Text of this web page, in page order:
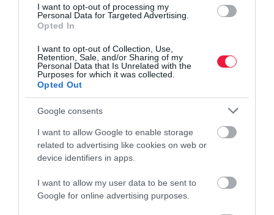
I want to opt-out of processing my
Personal Data for Targeted Advertising.
Opted In
I want to opt-out of Collection, Use,
Retention, Sale, and/or Sharing of my
Personal Data that Is Unrelated with the
Purposes for which it was collected.
Opted Out
Google consents
I want to allow Google to enable storage
related to advertising like cookies on web or
device identifiers in apps.
I want to allow my user data to be sent to
Google for online advertising purposes.
NÖVÉNYTERMESZTÉS